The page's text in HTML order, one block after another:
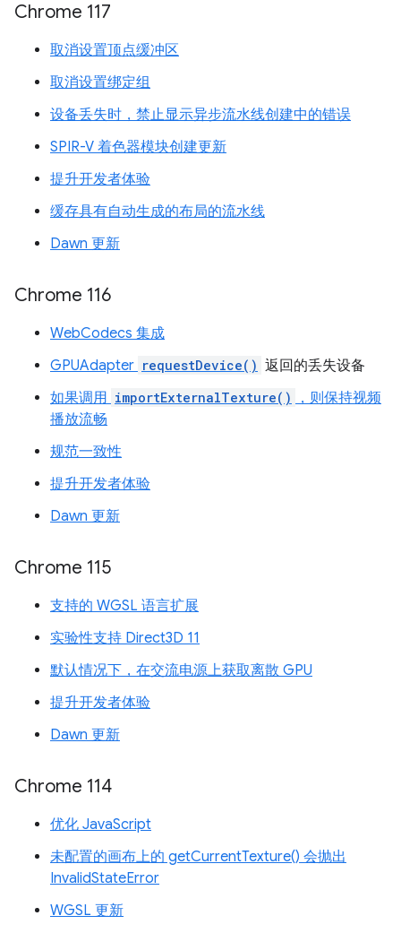
Chrome 117
取消设置顶点缓冲区
取消设置绑定组
设备丢失时，禁止显示异步流水线创建中的错误
SPIR-V 着色器模块创建更新
提升开发者体验
缓存具有自动生成的布局的流水线
Dawn 更新
Chrome 116
WebCodecs 集成
GPUAdapter requestDevice() 返回的丢失设备
如果调用 importExternalTexture()
，则保持视频
播放流畅
规范一致性
提升开发者体验
Dawn 更新
Chrome 115
支持的 WGSL 语言扩展
实验性支持 Direct3D 11
默认情况下，在交流电源上获取离散 GPU
提升开发者体验
Dawn 更新
Chrome 114
优化 JavaScript
未配置的画布上的 getCurrentTexture() 会抛出
InvalidStateError
WGSL 更新